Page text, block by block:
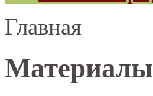
Главная
Материалы